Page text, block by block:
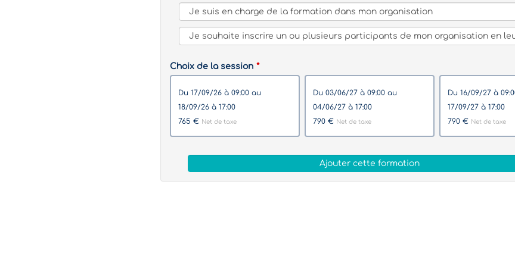
Choix de la session
du 17/09/26 à 09:00 au
18/09/26 à 17:00
765 € Net de taxe
du 03/06/27 à 09:00 au
04/06/27 à 17:00
790 € Net de taxe
du 16/09/27 à 09:00 au
17/09/27 à 17:00
790 € Net de taxe
Ajouter cette formation